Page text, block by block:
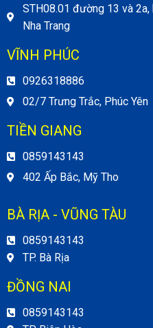
STH08.01 đường 13 và
Nha Trang
VĨNH PHÚC
0926318886
02/7 Trưng Trắc, Phúc Yên
TIỀN GIANG
0859143143
402 Ấp Bắc, Mỹ Tho
BÀ RỊA - VŨNG TÀU
0859143143
TP. Bà Rịa
ĐỒNG NAI
0859143143